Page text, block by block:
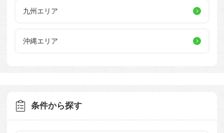
九州エリア
沖縄エリア
条件から探す